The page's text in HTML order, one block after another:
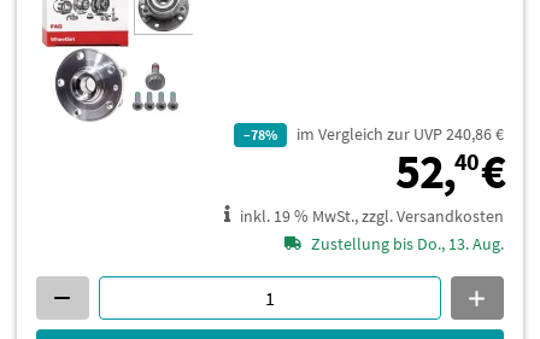
–78% im Vergleich zur UVP 240,86 €
52,40€
inkl. 19 % MwSt., zzgl. Versandkosten
Zustellung bis Do., 13. Aug.